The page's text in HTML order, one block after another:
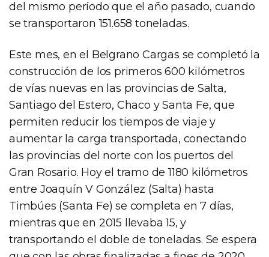
del mismo período que el año pasado, cuando
se transportaron 151.658 toneladas.
Este mes, en el Belgrano Cargas se completó la
construcción de los primeros 600 kilómetros
de vías nuevas en las provincias de Salta,
Santiago del Estero, Chaco y Santa Fe, que
permiten reducir los tiempos de viaje y
aumentar la carga transportada, conectando
las provincias del norte con los puertos del
Gran Rosario. Hoy el tramo de 1180 kilómetros
entre Joaquín V González (Salta) hasta
Timbúes (Santa Fe) se completa en 7 días,
mientras que en 2015 llevaba 15, y
transportando el doble de toneladas. Se espera